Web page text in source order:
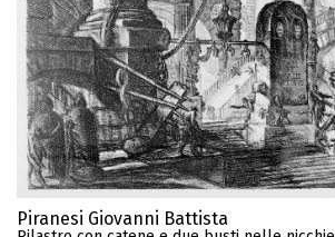
Piranesi Giovanni Battista